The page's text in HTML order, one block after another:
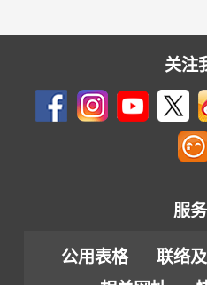
关注
服
公用表格 联络